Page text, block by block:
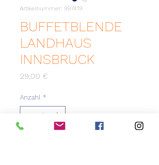
Artikelnummer: 997419
BUFFETBLENDE
LANDHAUS
INNSBRUCK
29,00 €
Anzahl *